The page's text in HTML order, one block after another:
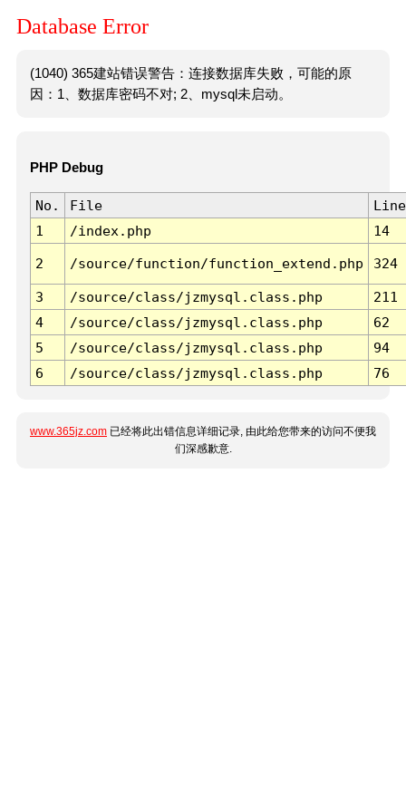
Database Error
(1040) 365建站错误警告：连接数据库失败，可能的原
因：1、数据库密码不对; 2、mysql未启动。
PHP Debug
No. File
Line
1
/index.php 14
2 /source/function/function_extend.php 324
3 /source/class/jzmysql.class.php
211
4
/source/class/jzmysql.class.php
62
5
/source/class/jzmysql.class.php
94
6
/source/class/jzmysql.class.php 76
www.365jz.com 已经将此出错信息详细记录, 由此给您带来的访问不便我
们深感歉意.